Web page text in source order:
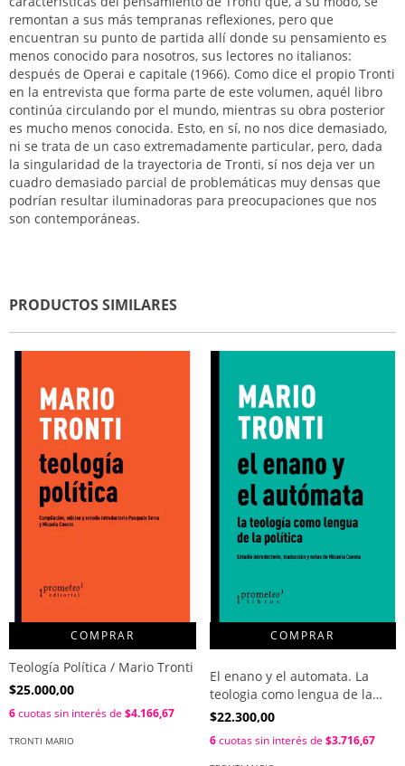
remontan a sus más tempranas reflexiones, pero que
encuentran su punto de partida allí donde su pensamiento es
menos conocido para nosotros, sus lectores no italianos:
después de Operai e capitale (1966). Como dice el propio Tronti
en la entrevista que forma parte de este volumen, aquél libro
continúa circulando por el mundo, mientras su obra posterior
es mucho menos conocida. Esto, en sí, no nos dice demasiado,
ni se trata de un caso extremadamente particular, pero, dada
la singularidad de la trayectoria de Tronti, sí nos deja ver un
cuadro demasiado parcial de problemáticas muy densas que
podrían resultar iluminadoras para preocupaciones que nos
son contemporáneas.
PRODUCTOS SIMILARES
COMPRAR
Teología Política / Mario Tronti
$25.000,00
6cuotas sin interés de $4.166,67
TRONTI MARIO
El enano y el automata. La
teologia como lengua de la
política / Tronti Mario
$22.300,00
6cuotas sin interés de $3.716,67